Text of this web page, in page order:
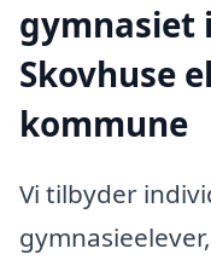
gymnasiet
Skovhuse
kommune
Vi tilbyder